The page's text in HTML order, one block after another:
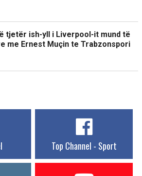
tjetër ish-yll i Liverpool-it mund të
me Ernest Muçin te Trabzonspori
Top Channel - Sport